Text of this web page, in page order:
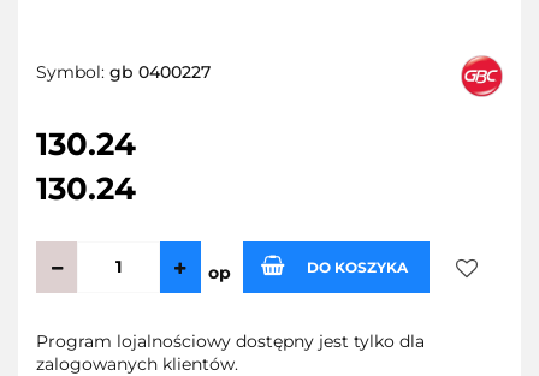
Symbol: gb 0400227
130.24
130.24
op DO KOSZYKA
Program lojalnościowy dostępny jest tylko dla
zalogowanych klientów.